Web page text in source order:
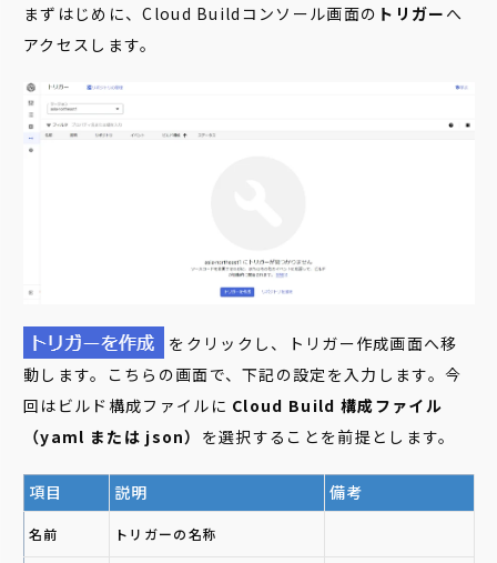
まずはじめに、Cloud Buildコンソール画面の トリガー へ
アクセスします。
をクリックし、トリガー作成画面へ移
動します。こちらの画面で、下記の設定を入力します。今
回はビルド構成ファイルに Cloud Build 構成ファイル
（yaml または json） を選択することを前提とします。
項目 説明 備考
名前 トリガーの名称